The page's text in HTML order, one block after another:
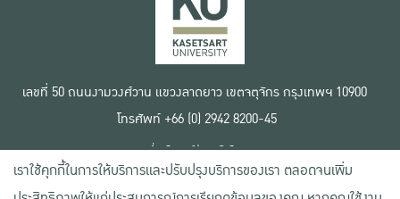
เลขที่ 50 ถนนงามวงศ์วาน แขวงลาดยาว เขตจตุจักร กรุงเทพฯ 10900
โทรศัพท์ +66 (0) 2942 8200-45
เงื่อนไขการใช้งานเว็บไซต์
ข้อตกลงด้านสิทธิ์ใช้งาน
นโยบายความเป็นส่วนตัว
เราใช้คุกกี้ในการให้บริการและปรับปรุงบริการของเรา ตลอดจนเพิ่ม